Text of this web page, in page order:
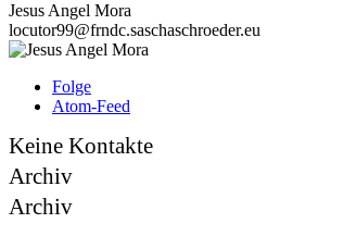
Jesus Angel Mora
locutor99@frndc.saschaschroeder.eu
Folge
Atom-Feed
Keine Kontakte
Archiv
Archiv